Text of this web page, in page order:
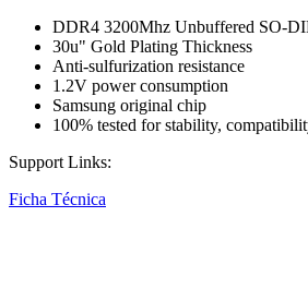
DDR4 3200Mhz Unbuffered SO-
30u" Gold Plating Thickness
Anti-sulfurization resistance
1.2V power consumption
Samsung original chip
100% tested for stability,
Support Links:
Ficha Técnica